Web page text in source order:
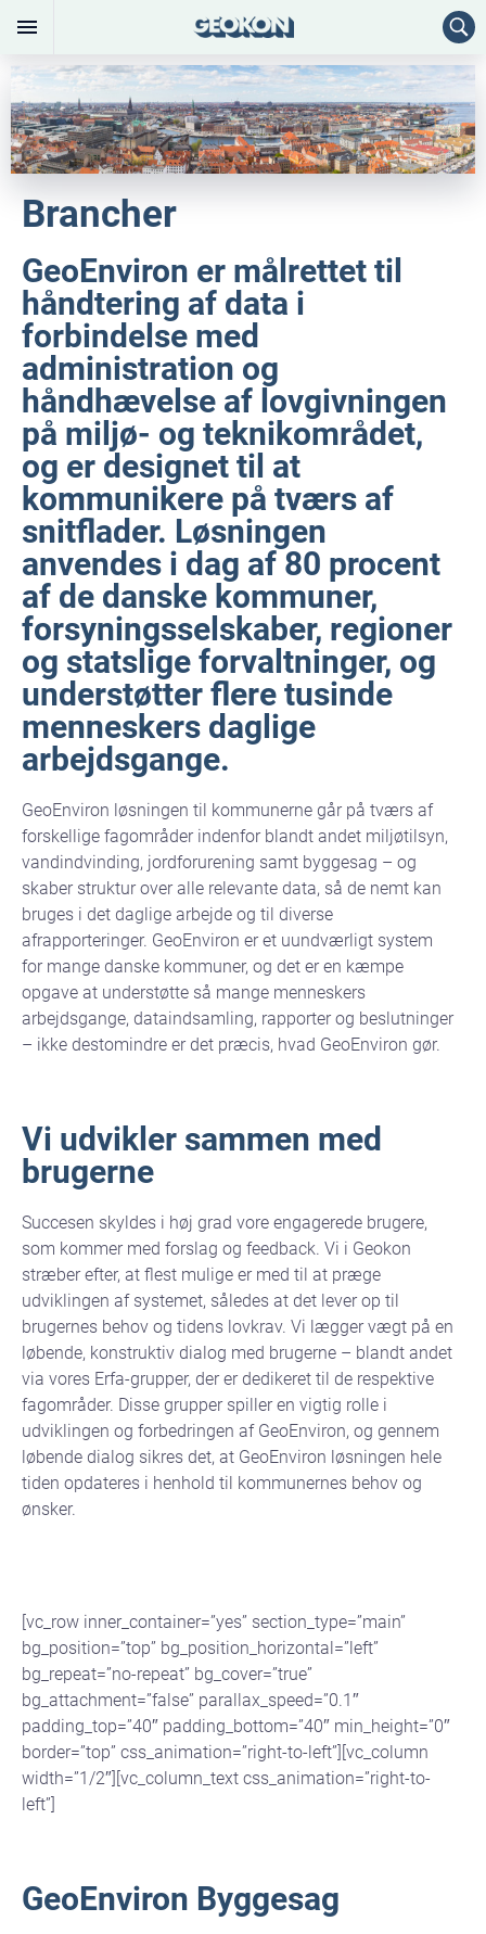
Brancher
GeoEnviron er målrettet til
håndtering af data i
forbindelse med
administration og
håndhævelse af lovgivningen
på miljø- og teknikområdet,
og er designet til at
kommunikere på tværs af
snitflader. Løsningen
anvendes i dag af 80 procent
af de danske kommuner,
forsyningsselskaber, regioner
og statslige forvaltninger, og
understøtter flere tusinde
menneskers daglige
arbejdsgange.
GeoEnviron løsningen til kommunerne går på tværs af
forskellige fagområder indenfor blandt andet miljøtilsyn,
vandindvinding, jordforurening samt byggesag – og
skaber struktur over alle relevante data, så de nemt kan
bruges i det daglige arbejde og til diverse
afrapporteringer. GeoEnviron er et uundværligt system
for mange danske kommuner, og det er en kæmpe
opgave at understøtte så mange menneskers
arbejdsgange, dataindsamling, rapporter og beslutninger
– ikke destomindre er det præcis, hvad GeoEnviron gør.
Vi udvikler sammen med
brugerne
Succesen skyldes i høj grad vore engagerede brugere,
som kommer med forslag og feedback. Vi i Geokon
stræber efter, at flest mulige er med til at præge
udviklingen af systemet, således at det lever op til
brugernes behov og tidens lovkrav. Vi lægger vægt på en
løbende, konstruktiv dialog med brugerne – blandt andet
via vores Erfa-grupper, der er dedikeret til de respektive
fagområder. Disse grupper spiller en vigtig rolle i
udviklingen og forbedringen af GeoEnviron, og gennem
løbende dialog sikres det, at GeoEnviron løsningen hele
tiden opdateres i henhold til kommunernes behov og
ønsker.
[vc_row inner_container=”yes” section_type=”main”
bg_position=”top” bg_position_horizontal=”left”
bg_repeat=”no-repeat” bg_cover=”true”
bg_attachment=”false” parallax_speed=”0.1″
padding_top=”40″ padding_bottom=”40″ min_height=”0″
border=”top” css_animation=”right-to-left”][vc_column
width=”1/2″][vc_column_text css_animation=”right-to-
left”]
GeoEnviron Byggesag